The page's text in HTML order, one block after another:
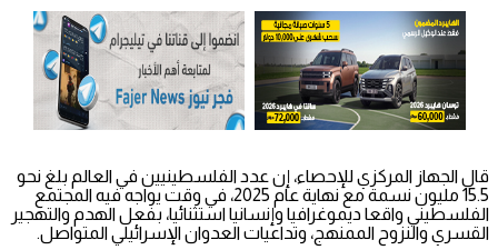
قال الجهاز المركزي للإحصاء، إن عدد الفلسطينيين في العالم بلغ نحو
15.5 مليون نسمة مع نهاية عام 2025، في وقت يواجه فيه المجتمع
الفلسطيني واقعا ديموغرافيا وإنسانيا استثنائيا، بفعل الهدم والتهجير
القسري والنزوح الممنهج، وتداعيات العدوان الإسرائيلي المتواصل.